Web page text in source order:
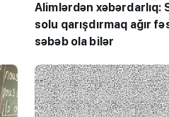
Alimlərdən xəbərdarlıq:
solu qarışdırmaq ağır
səbəb ola bilər